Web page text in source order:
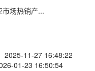
场热销产...
2025-11-27 16:48:22
01-23 16:50:54